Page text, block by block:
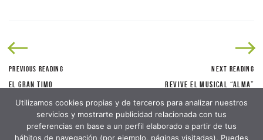
PREVIOUS READING
EL GRAN TIMO
NEXT READING
REVIVE EL MUSICAL “ALMA”
Utilizamos cookies propias y de terceros para analizar nuestros
servicios y mostrarte publicidad relacionada con tus
preferencias en base a un perfil elaborado a partir de tus
hábitos de navegación (por ejemplo, páginas visitadas). Puedes